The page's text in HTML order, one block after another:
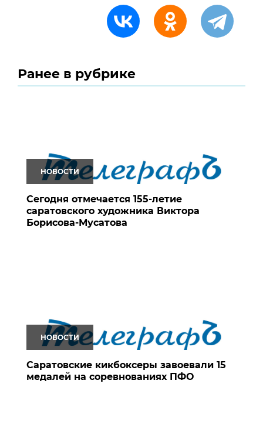
Ранее в рубрике
НОВОСТИ
Сегодня отмечается 155-летие
саратовского художника Виктора
Борисова-Мусатова
НОВОСТИ
Саратовские кикбоксеры завоевали 15
медалей на соревнованиях ПФО